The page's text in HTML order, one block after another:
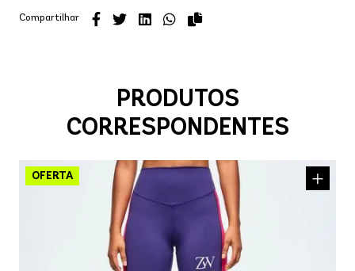
Compartilhar
PRODUTOS
CORRESPONDENTES